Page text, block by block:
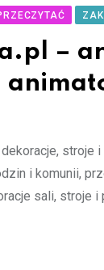
–
i komunii,
sali, stroje